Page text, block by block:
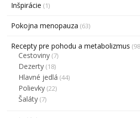
Inšpirácie (1)
Pokojna menopauza (63)
Recepty pre pohodu a metabolizmus
Cestoviny (7)
Dezerty (18)
Hlavné jedlá (44)
Polievky (22)
Šaláty (7)